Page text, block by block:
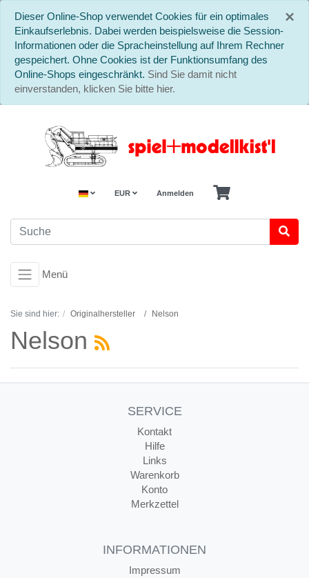
×
Dieser Online-Shop verwendet Cookies für ein optimales
Einkaufserlebnis. Dabei werden beispielsweise die Session-
Informationen oder die Spracheinstellung auf Ihrem Rechner
gespeichert. Ohne Cookies ist der Funktionsumfang des
Online-Shops eingeschränkt. Sind Sie damit nicht
einverstanden, klicken Sie bitte hier.
EUR Anmelden
Menü
Sie sind hier: Originalhersteller Nelson
Nelson
SERVICE
Kontakt
Hilfe
Links
Warenkorb
Konto
Merkzettel
INFORMATIONEN
Impressum